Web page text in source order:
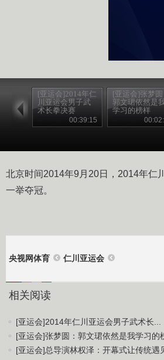
[亚运会]2014年仁
川亚运会男子武
术长拳决赛
00:39:15
[亚运会]张梦圆
郭文珺依然是
学习的榜样
北京时间2014年9月20日，2014年仁
一举夺冠。
央视网体育 仁川亚运会
相关阅读
[亚运会]2014年仁川亚运会男子武术长...
[亚运会]张梦圆：郭文珺依然是我学习的
[亚运会]总导演林权泽：开幕式让传统遇